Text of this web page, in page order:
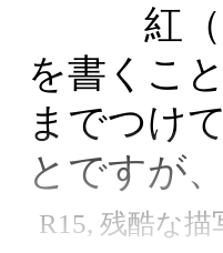
した作品
ったので
ています
ているＨ
2026.8.4.
紅（く
を書くこ
までつけ
とですが
R15, 残酷な